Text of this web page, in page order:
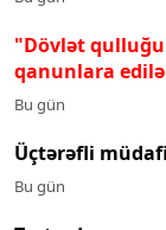
"Dövlət qulluğu
qanunlara
Bu gün
Üçtərəfli
Bu gün